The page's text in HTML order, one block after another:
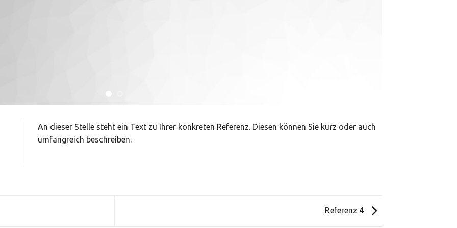
An dieser Stelle steht ein Text zu Ihrer konkreten Referenz. Diesen können Sie kurz oder auch
umfangreich beschreiben.
Referenz 4